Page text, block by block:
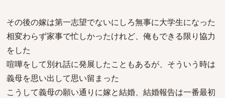
その後の嫁は第一志望でないにしろ無事に大学生になった
相変わらず家事で忙しかったけれど、俺もできる限り協力
をした
喧嘩をして別れ話に発展したこともあるが、そういう時は
義母を思い出して思い留まった
こうして義母の願い通りに嫁と結婚、結婚報告は一番最初